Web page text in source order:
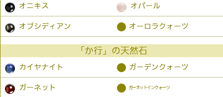
オニキス オパール
オブシディアン ● オーロラクォーツ
「か行」の天然石
カイヤナイト ● ガーデンクォーツ
ガーネット ● ガーネットインクォーツ